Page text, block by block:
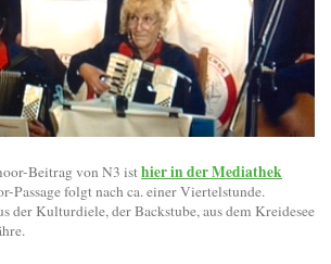
Beitrag von N3 isthier in der Mediathek
Passage folgt nach ca. einer Viertelstunde.
der Kulturdiele, der Backstube, aus dem Kreidesee